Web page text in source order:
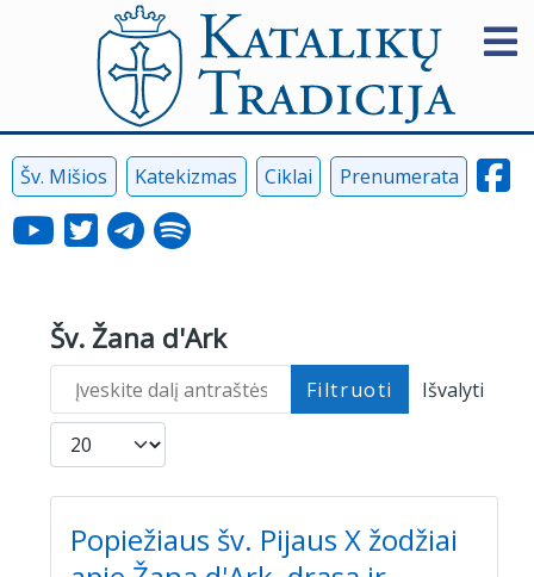
Šv. Mišios Katekizmas Ciklai Prenumerata
Šv. Žana d'Ark
Įveskite dalį antraštės Filtruoti
Išvalyti
Rodyti po
Popiežiaus šv. Pijaus X žodžiai